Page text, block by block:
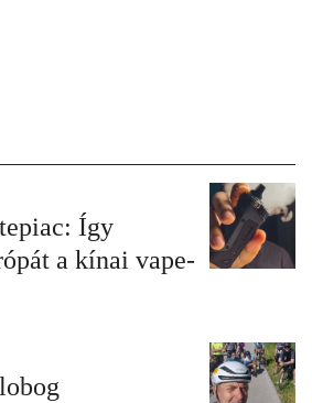
Így
a kínai vape-